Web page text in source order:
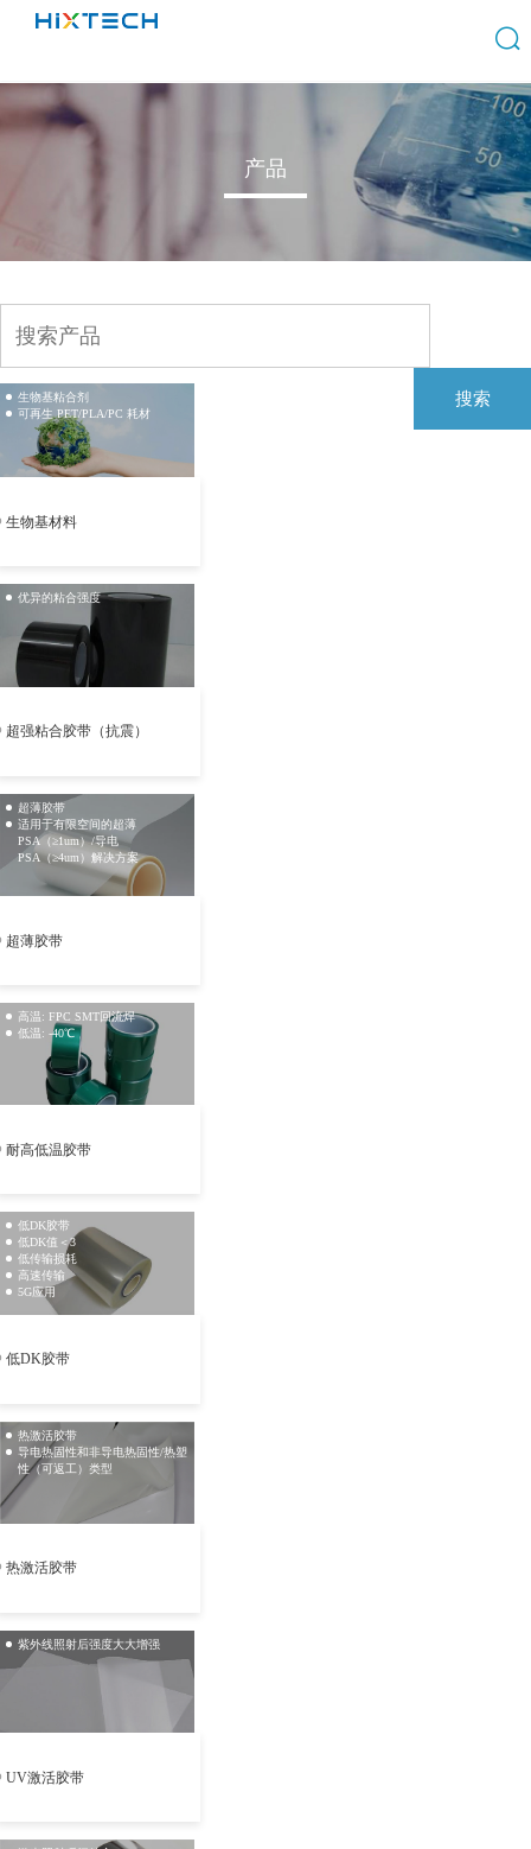
产品
搜索
生物基粘合剂
可再生 PET/PLA/PC 耗材
生物基材料
优异的粘合强度
超强粘合胶带（抗震）
超薄胶带
适用于有限空间的超薄
PSA（≥1um）/导电
PSA（≥4um）解决方案
超薄胶带
高温: FPC SMT回流焊
低温: -40℃
耐高低温胶带
低DK胶带
低DK值＜3
低传输损耗
高速传输
5G应用
低DK胶带
热激活胶带
导电热固性和非导电热固性/热塑
性（可返工）类型
热激活胶带
紫外线照射后强度大大增强
UV激活胶带